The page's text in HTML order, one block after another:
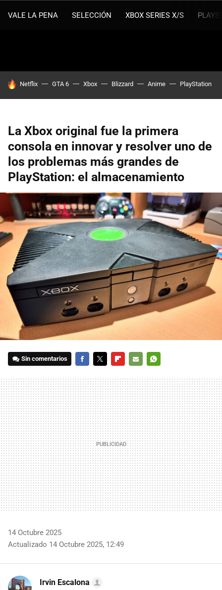
VALE LA PENA SELECCIÓN XBOX SERIES X/S
HOY SE HABLA DE
Netflix GTA 6 Xbox Blizzard Anime PlayStation
La Xbox original fue la primera
consola en innovar y resolver uno de
los problemas más grandes de
PlayStation: el almacenamiento
Sin comentarios
MAIL
14 Octubre 2025
Actualizado 14 Octubre 2025, 12:49
Irvin Escalona